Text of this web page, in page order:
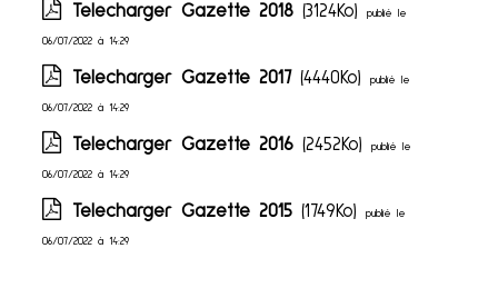
Telecharger Gazette 2018 (3124Ko)publié le
06/07/2022 à 14:29
Telecharger Gazette 2017 (4440Ko)publié le
06/07/2022 à 14:29
Telecharger Gazette 2016 (2452Ko)publié le
06/07/2022 à 14:29
Telecharger Gazette 2015 (1749Ko)publié le
06/07/2022 à 14:29